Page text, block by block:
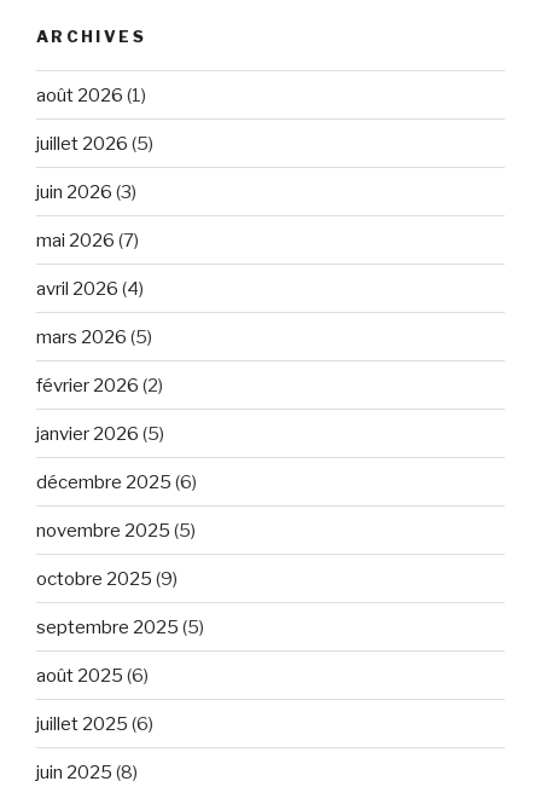
ARCHIVES
août 2026 (1)
juillet 2026 (5)
juin 2026 (3)
mai 2026 (7)
avril 2026 (4)
mars 2026 (5)
février 2026 (2)
janvier 2026 (5)
décembre 2025 (6)
novembre 2025 (5)
octobre 2025 (9)
septembre 2025 (5)
août 2025 (6)
juillet 2025 (6)
juin 2025 (8)